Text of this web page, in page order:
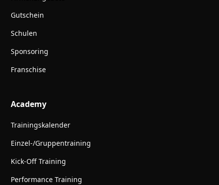
Gutschein
Schulen
Sponsoring
Franschise
Academy
Trainingskalender
Einzel-/Gruppentraining
Kick-Off Training
Performance Training